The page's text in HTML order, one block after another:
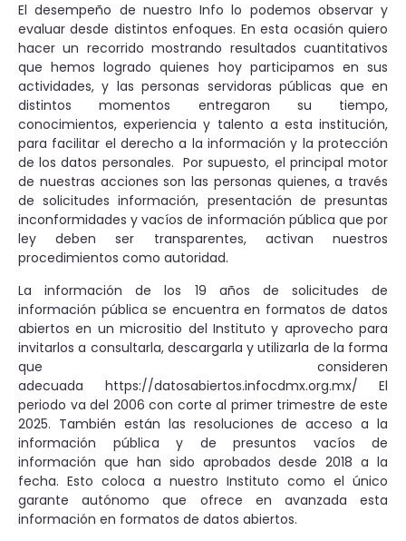
El desempeño de nuestro Info lo podemos observar y
evaluar desde distintos enfoques. En esta ocasión quiero
hacer un recorrido mostrando resultados cuantitativos
que hemos logrado quienes hoy participamos en sus
actividades, y las personas servidoras públicas que en
distintos momentos entregaron su tiempo,
conocimientos, experiencia y talento a esta institución,
para facilitar el derecho a la información y la protección
de los datos personales. Por supuesto, el principal motor
de nuestras acciones son las personas quienes, a través
de solicitudes información, presentación de presuntas
inconformidades y vacíos de información pública que por
ley deben ser transparentes, activan nuestros
procedimientos como autoridad.
La información de los 19 años de solicitudes de
información pública se encuentra en formatos de datos
abiertos en un micrositio del Instituto y aprovecho para
invitarlos a consultarla, descargarla y utilizarla de la forma
que consideren
adecuada https://datosabiertos.infocdmx.org.mx/ El
periodo va del 2006 con corte al primer trimestre de este
2025. También están las resoluciones de acceso a la
información pública y de presuntos vacíos de
información que han sido aprobados desde 2018 a la
fecha. Esto coloca a nuestro Instituto como el único
garante autónomo que ofrece en avanzada esta
información en formatos de datos abiertos.